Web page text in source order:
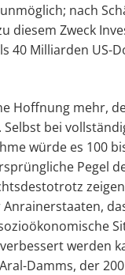
nach
diesem Zweck
40 Milliarden US-
Hoffnung mehr,
Selbst bei
würde es 100
Pegel
werden
Damms, der